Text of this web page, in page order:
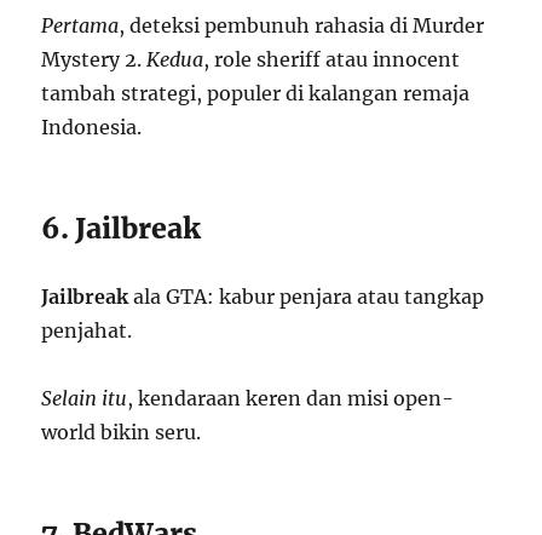
Pertama, deteksi pembunuh rahasia di Murder
Mystery 2. Kedua, role sheriff atau innocent
tambah strategi, populer di kalangan remaja
Indonesia.
6. Jailbreak
Jailbreak ala GTA: kabur penjara atau tangkap
penjahat.
Selain itu, kendaraan keren dan misi open-
world bikin seru.